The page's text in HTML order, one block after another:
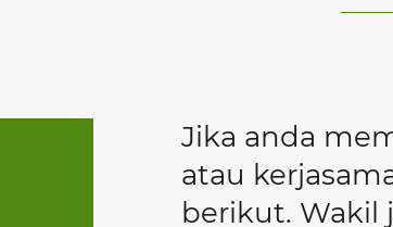
Jika anda
atau
berikut. Wakil